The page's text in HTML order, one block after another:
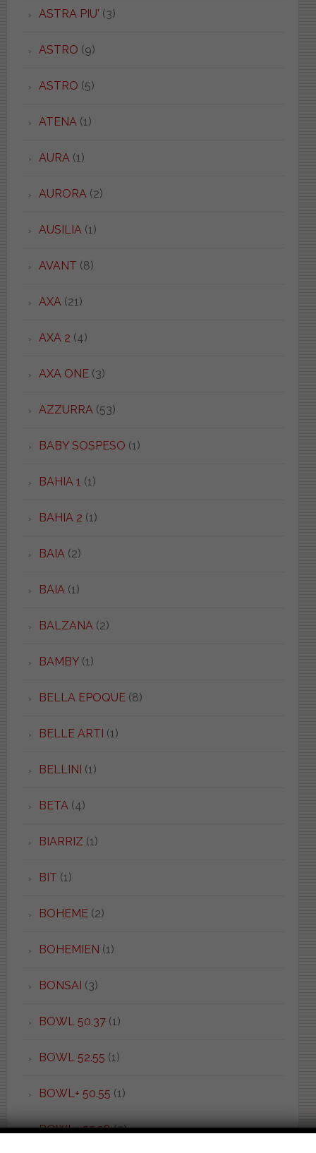
ASTRA PIU' (3)
ASTRO (9)
ASTRO (5)
ATENA(1)
AURA(1)
AURORA(2)
AUSILIA(1)
AVANT (8)
AXA(21)
AXA 2 (4)
AXA ONE(3)
AZZURRA(53)
BABY SOSPESO (1)
BAHIA 1 (1)
BAHIA 2 (1)
BAIA(2)
BAIA(1)
BALZANA(2)
BAMBY(1)
BELLA EPOQUE(8)
BELLE ARTI (1)
BELLINI (1)
BETA(4)
BIARRIZ (1)
BIT (1)
BOHEME(2)
BOHEMIEN (1)
BONSAI (3)
BOWL 50.37(1)
BOWL 52.55 (1)
BOWL+ 50.55 (1)
BOWL+ 55.38(2)